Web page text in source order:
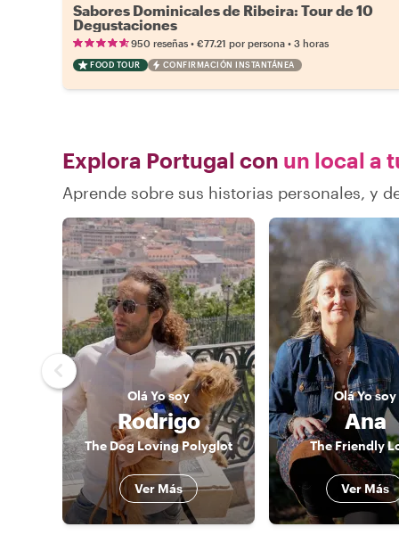
Sabores Dominicales de Ribeira: Tour de 10
Degustaciones
950 reseñas • €77.21 por persona • 3 horas
FOOD TOUR CONFIRMACIÓN INSTANTÁNEA
Explora Portugal con un local a
Aprende sobre sus historias personales, y
Olá Yo soy
Rodrigo
The Dog Loving Polyglot
Ver Más
OláYo soy
Ana
The Friendly
Ver Más